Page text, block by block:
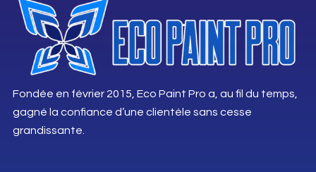
Fondée en février 2015, Eco Paint Pro a, au fil du temps,
gagné la confiance d’une clientèle sans cesse
grandissante.